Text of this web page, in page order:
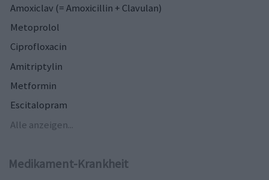
Amoxiclav (= Amoxicillin + Clavulan)
Metoprolol
Ciprofloxacin
Amitriptylin
Metformin
Escitalopram
Alle anzeigen...
Medikament-Krankheit